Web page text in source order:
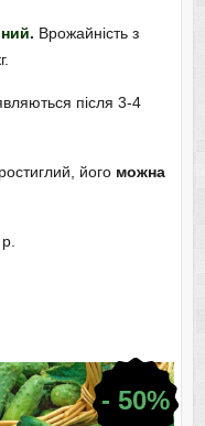
Врожайність з
після 3-4
йогоможна
- 50%